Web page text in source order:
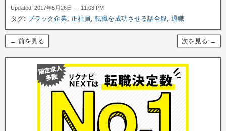
Updated: 2017年5月26日 — 11:03 PM
タグ: ブラック企業, 正社員 , 転職を成功させる話全般, 退職
← 前を見る 次を見る →